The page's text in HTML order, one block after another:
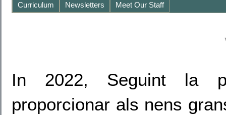
Curriculum
Newsletters Meet Our Staff
In 2022, Seguint la
proporcionar als nens